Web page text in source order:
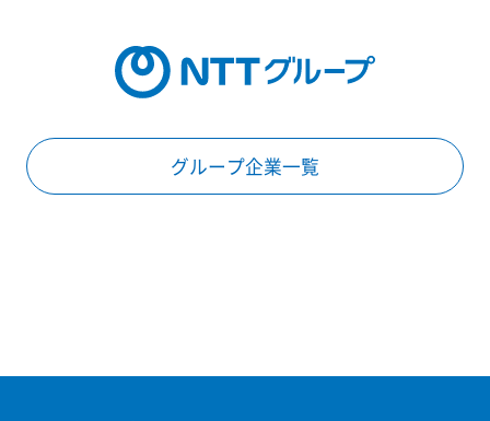
グループ企業一覧